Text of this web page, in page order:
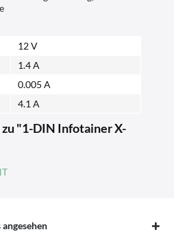
12 V
1.4 A
0.005 A
4.1 A
"1-DIN Infotainer X-